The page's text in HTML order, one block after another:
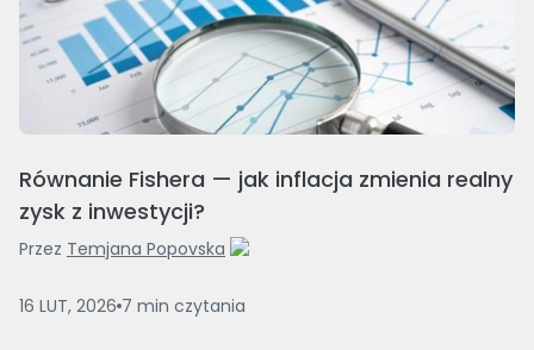
Równanie Fishera — jak inflacja zmienia realny
zysk z inwestycji?
Przez Temjana Popovska
16 LUT, 2026 7 min czytania